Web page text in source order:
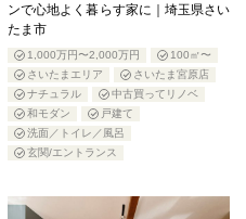
ンで心地よく暮らす家に｜埼玉県さい
たま市
1,000万円〜2,000万円
100㎡〜
さいたまエリア
さいたま宮原店
ナチュラル
中古買ってリノベ
和モダン
戸建て
洗面／トイレ／風呂
玄関/エントランス